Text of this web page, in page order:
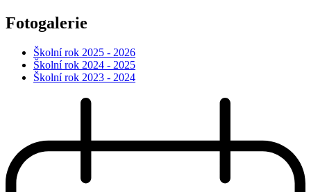
Fotogalerie
Školní rok 2025 - 2026
Školní rok 2024 - 2025
Školní rok 2023 - 2024